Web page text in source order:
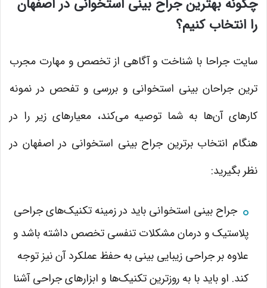
چگونه بهترین جراح بینی استخوانی در اصفهان
را انتخاب کنیم؟
سایت جراحا با شناخت و آگاهی از تخصص و مهارت مجرب
ترین جراحان بینی استخوانی و بررسی و تفحص در نمونه
کارهای آن‌ها به شما توصیه می‌کند، معیارهای زیر را در
هنگام انتخاب برترین جراح بینی استخوانی در اصفهان در
نظر بگیرید:
جراح بینی استخوانی باید در زمینه تکنیک‌های جراحی
پلاستیک و درمان مشکلات تنفسی تخصص داشته باشد و
علاوه بر جراحی زیبایی بینی به حفظ عملکرد آن نیز توجه
کند. او باید با به روزترین تکنیک‌ها و ابزارهای جراحی آشنا